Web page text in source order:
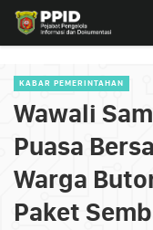
KABAR PEMERINTAHAN
Wawali
Puasa
Warga
Paket